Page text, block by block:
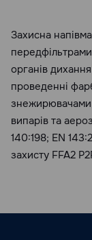
Захисна
органів
проведенні
випарів та
140:198; EN
захисту FFA2